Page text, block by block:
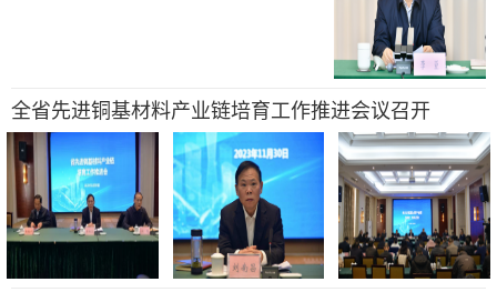
全省先进铜基材料产业链培育工作推进会议召开